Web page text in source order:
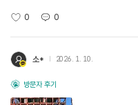
0 0
소* 2026. 1. 10.
방문자 후기